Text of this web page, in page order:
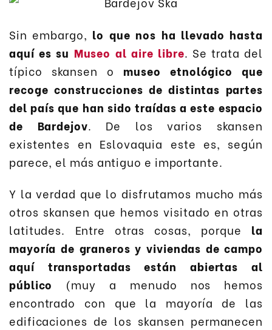
Sin embargo, lo que nos ha llevado hasta
aquí es su Museo al aire libre. Se trata del
típico skansen o museo etnológico que
recoge construcciones de distintas partes
del país que han sido traídas a este espacio
de Bardejov. De los varios skansen
existentes en Eslovaquia este es, según
parece, el más antiguo e importante.
Y la verdad que lo disfrutamos mucho más
otros skansen que hemos visitado en otras
latitudes. Entre otras cosas, porque la
mayoría de graneros y viviendas de campo
aquí transportadas están abiertas al
público (muy a menudo nos hemos
encontrado con que la mayoría de las
edificaciones de los skansen permanecen